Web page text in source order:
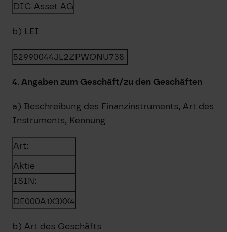
DIC Asset AG
b) LEI
52990044JL2ZPWONU738
4. Angaben zum Geschäft/zu den Geschäften
a) Beschreibung des Finanzinstruments, Art des
Instruments, Kennung
Art:
Aktie
ISIN:
DE000A1X3XX4
b) Art des Geschäfts